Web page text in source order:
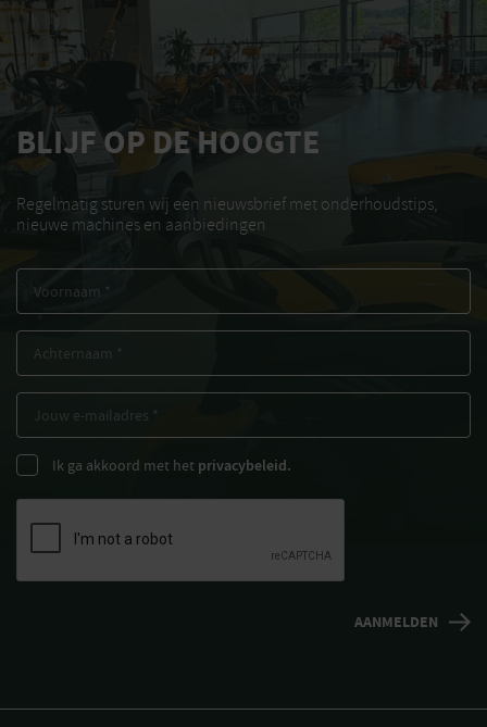
BLIJF OP DE HOOGTE
Regelmatig sturen wij een nieuwsbrief met onderhoudstips,
nieuwe machines en aanbiedingen
Ik ga akkoord met het privacybeleid.